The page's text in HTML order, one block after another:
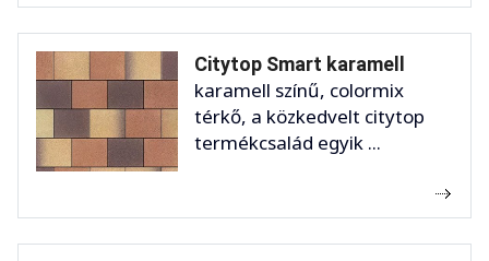
Citytop Smart karamell
karamell színű, colormix
térkő, a közkedvelt citytop
termékcsalád egyik ...